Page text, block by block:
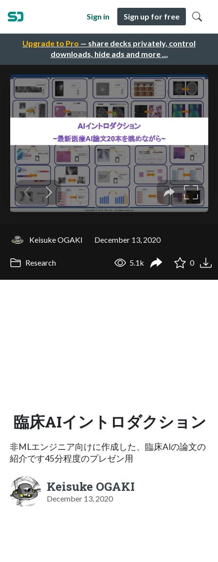
Upgrade to Pro — share decks privately, control
downloads, hide ads and more …
Sign in Sign up for free
Keisuke OGAKI December 13, 2020
Research 5.1k 0
臨床AIイントロダクション
非MLエンジニア向けに作成した、臨床AIの論文の
紹介です45分程度のプレゼン用
Keisuke OGAKI
December 13, 2020